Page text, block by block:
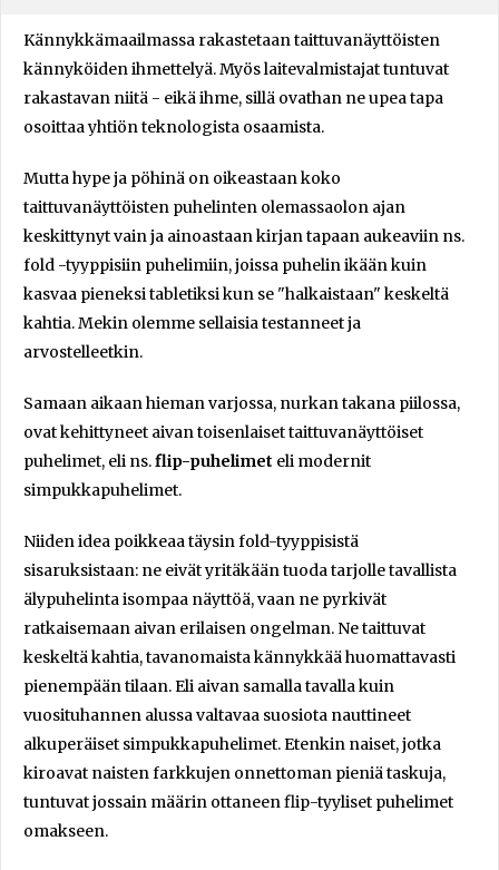
Kännykkämaailmassa rakastetaan taittuvanäyttöisten
kännyköiden ihmettelyä. Myös laitevalmistajat tuntuvat
rakastavan niitä - eikä ihme, sillä ovathan ne upea tapa
osoittaa yhtiön teknologista osaamista.
Mutta hype ja pöhinä on oikeastaan koko
taittuvanäyttöisten puhelinten olemassaolon ajan
keskittynyt vain ja ainoastaan kirjan tapaan aukeaviin ns.
fold -tyyppisiin puhelimiin, joissa puhelin ikään kuin
kasvaa pieneksi tabletiksi kun se "halkaistaan" keskeltä
kahtia. Mekin olemme sellaisia testanneet ja
arvostelleetkin.
Samaan aikaan hieman varjossa, nurkan takana piilossa,
ovat kehittyneet aivan toisenlaiset taittuvanäyttöiset
puhelimet, eli ns.flip-puhelimet eli modernit
simpukkapuhelimet.
Niiden idea poikkeaa täysin fold-tyyppisistä
sisaruksistaan: ne eivät yritäkään tuoda tarjolle tavallista
älypuhelinta isompaa näyttöä, vaan ne pyrkivät
ratkaisemaan aivan erilaisen ongelman. Ne taittuvat
keskeltä kahtia, tavanomaista kännykkää huomattavasti
pienempään tilaan. Eli aivan samalla tavalla kuin
vuosituhannen alussa valtavaa suosiota nauttineet
alkuperäiset simpukkapuhelimet. Etenkin naiset, jotka
kiroavat naisten farkkujen onnettoman pieniä taskuja,
tuntuvat jossain määrin ottaneen flip-tyyliset puhelimet
omakseen.